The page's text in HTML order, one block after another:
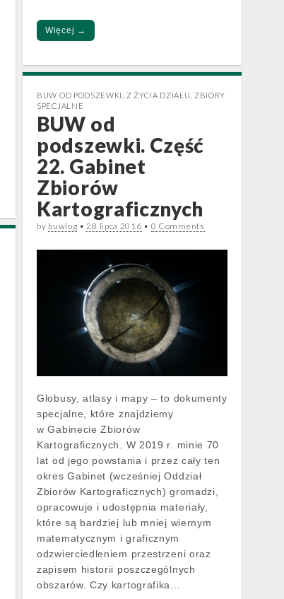
Więcej →
BUW OD PODSZEWKI Z ŻYCIA DZIAŁU
ZBIORY
SPECJALNE
BUW od
podszewki. Część
22. Gabinet
Zbiorów
Kartograficznych
by buwlog • 28 lipca 2016 • 0 Comments
Globusy, atlasy i mapy – to dokumenty
specjalne, które znajdziemy
w Gabinecie Zbiorów
Kartograficznych. W 2019 r. minie 70
lat od jego powstania i przez cały ten
okres Gabinet (wcześniej Oddział
Zbiorów Kartograficznych) gromadzi,
opracowuje i udostępnia materiały,
które są bardziej lub mniej wiernym
matematycznym i graficznym
odzwierciedleniem przestrzeni oraz
zapisem historii poszczególnych
obszarów. Czy kartografika…